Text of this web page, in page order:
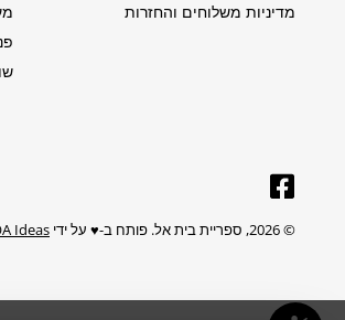
מדיניות משלוחים והחזרות
© 2026, ספריית בית אל. פותח ב-♥️ על ידי Ideas